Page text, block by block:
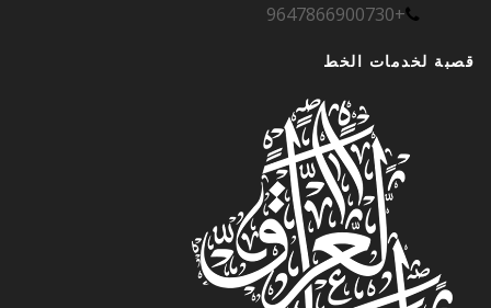
+9647866900730
لخدمات الخط